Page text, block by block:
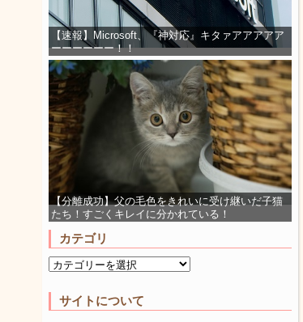
【速報】Microsoft、『神対応』キタァアアアアア
ーーーーーー！！
【分離成功】父の毛色をきれいに受け継いだ子猫
たち！すごくキレイに分かれている！
カテゴリ
サイトについて